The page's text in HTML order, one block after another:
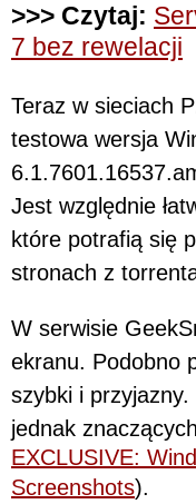
>>> Czytaj:
7 bez rewelacji
Teraz w sieciach
testowa wersja
Jest względnie
które potrafią się
stronach z
W serwisie
ekranu. Podobno
szybki i
jednak
EXCLUSIVE:
Screenshots).